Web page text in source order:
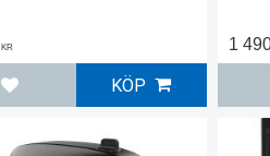
KR
Lägg till i favoriter
KÖP
1